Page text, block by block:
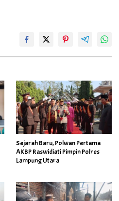
Sejarah Baru, Polwan Pertama
AKBP Raswidiati Pimpin Polres
Lampung Utara